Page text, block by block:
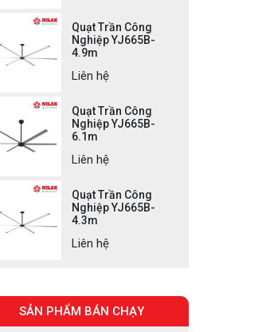
Quạt Trần Công
Nghiệp YJ665B-
4.9m
Liên hệ
Quạt Trần Công
Nghiệp YJ665B-
6.1m
Liên hệ
Quạt Trần Công
Nghiệp YJ665B-
4.3m
Liên hệ
SẢN PHẨM BÁN CHẠY